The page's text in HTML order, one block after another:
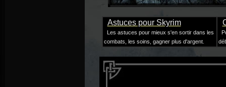
Astuces pour Skyrim
Les astuces pour mieux s'en sortir dans les
combats, les soins, gagner plus d'argent.